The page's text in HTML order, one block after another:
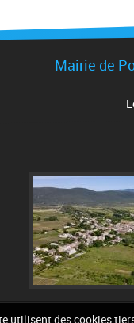
utilisent des cookies
Mairie de